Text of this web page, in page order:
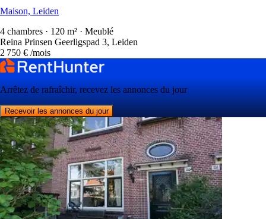
2 chambres · 63 m² · Meublé
Koddesteeg, Leiden
1 553 € /mois
Maison, Leiden